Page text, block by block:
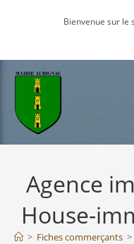
Bienvenue sur le
Agence
House-
> Fiches commerçants >